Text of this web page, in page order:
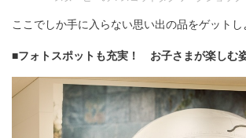
ここでしか手に入らない思い出の品をゲットし
■フォトスポットも充実！ お子さまが楽しむ